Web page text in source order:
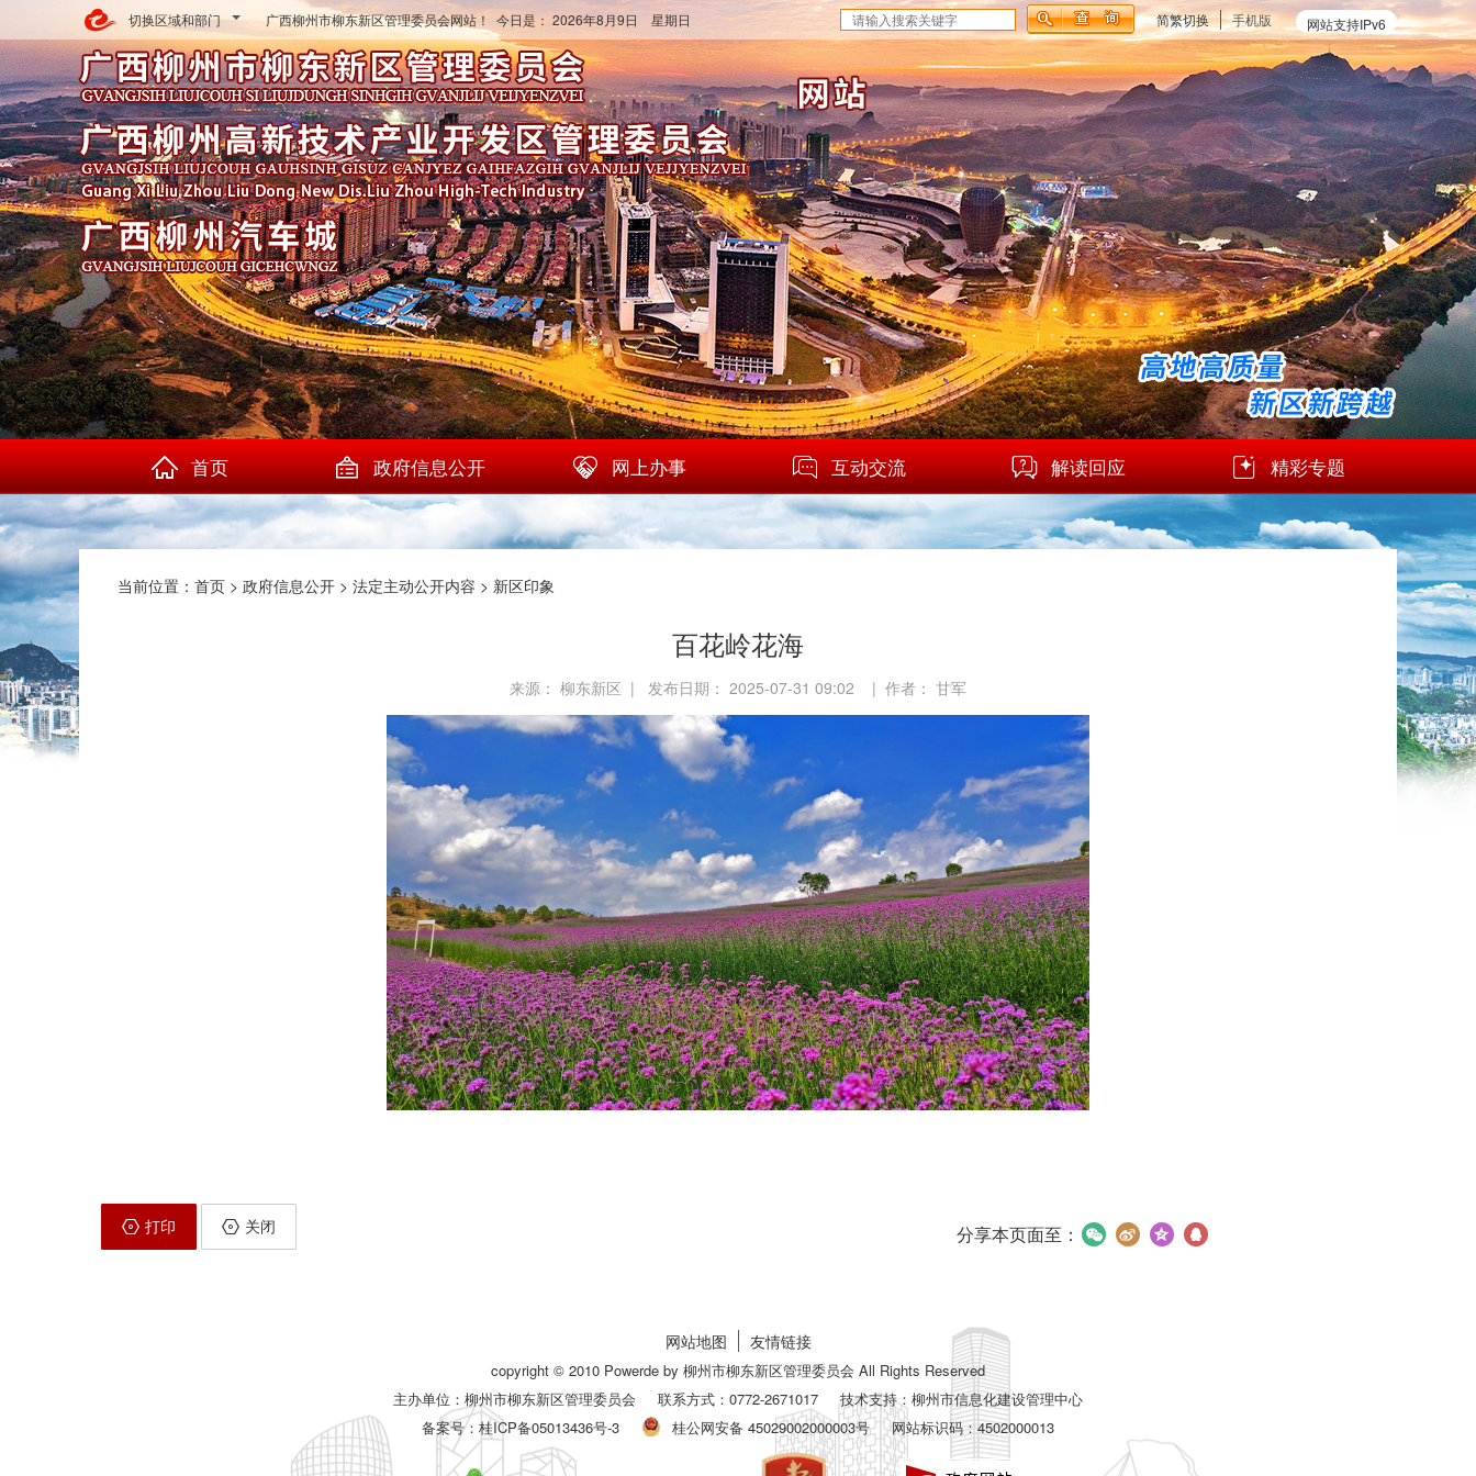
切换区域和部门 网站支持IPv6
简繁切换 手机版
广西柳州市柳东新区管理委员会网站！ 今日是： 2026年8月9日 星期日
首页 政府信息公开 网上办事 互动交流 解读回应 精彩专题
当前位置： 首页 > 政府信息公开 > 法定主动公开内容 > 新区印象
百花岭花海
来源： 柳东新区 | 发布日期： 2025-07-31 09:02 | 作者： 甘军
打印 关闭 分享本页面至：
网站地图 友情链接
copyright © 2010 Powerde by 柳州市柳东新区管理委员会 All Rights Reserved
主办单位：柳州市柳东新区管理委员会
联系方式：0772-2671017
技术支持：柳州市信息化建设管理中心
备案号： 桂ICP备05013436号-3 桂公网安备 45029002000003号 网站标识码：4502000013